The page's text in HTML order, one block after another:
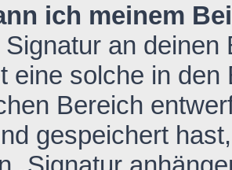
ich meinem
Signatur an
eine solche in den
Bereich
gespeichert